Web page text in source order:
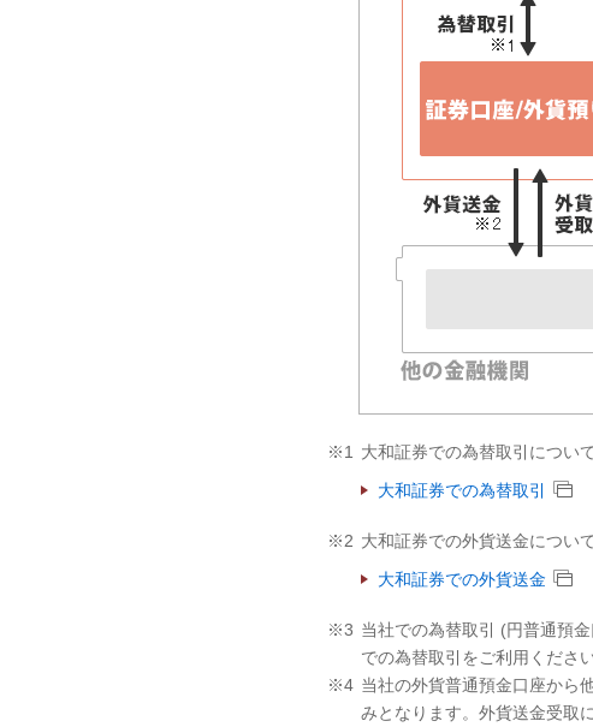
※1
大和証券での為替取引につい
大和証券での為替取引
※2 大和証券での外貨送金につい
大和証券での外貨送金
※3 当社での為替取引 (円普通預
での為替取引をご利用ください
※4 当社の外貨普通預金口座から
みとなります。外貨送金受取